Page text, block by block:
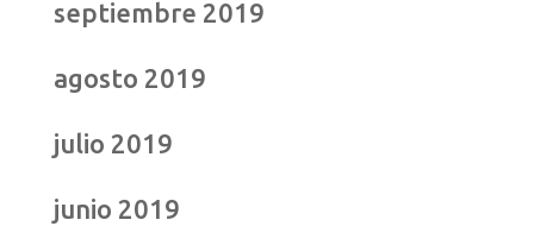
septiembre 2019
agosto 2019
julio 2019
junio 2019